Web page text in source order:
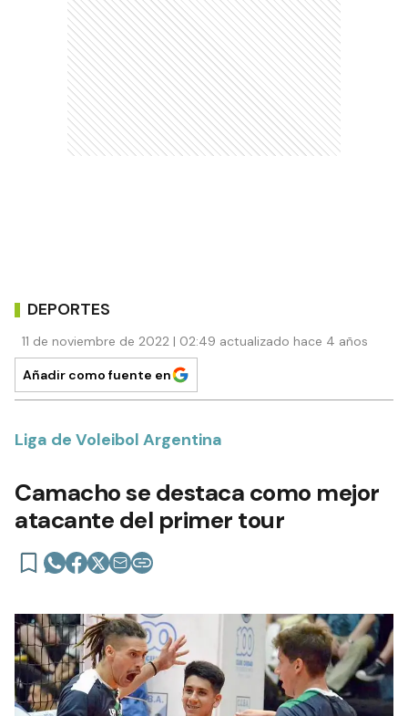
DEPORTES
11 de noviembre de 2022 | 02:49 actualizado hace 4 años
Añadir como fuente en
Liga de Voleibol Argentina
Camacho se destaca como mejor
atacante del primer tour